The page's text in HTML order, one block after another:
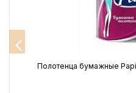
Полотенца бумажные